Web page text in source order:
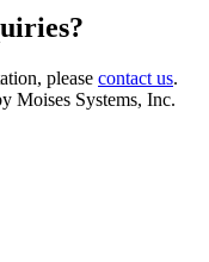
please contact us.
Moises Systems, Inc.